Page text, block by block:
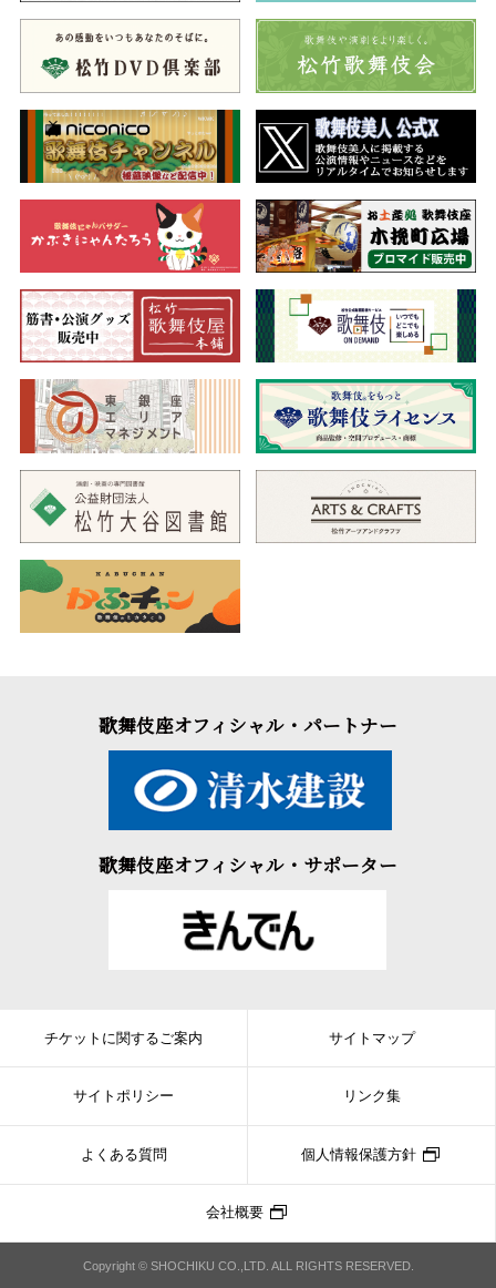
歌舞伎座オフィシャル・パートナー
歌舞伎座オフィシャル・サポーター
チケットに関するご案内 サイトマップ
サイトポリシー リンク集
よくある質問 個人情報保護方針
会社概要
Copyright © SHOCHIKU CO.,LTD. ALL RIGHTS RESERVED.